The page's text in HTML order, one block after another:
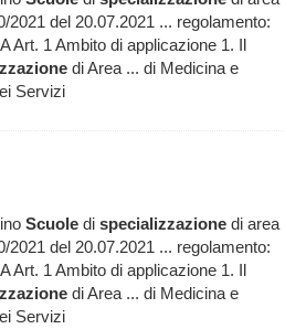
2021 del 20.07.2021 ... regolamento:
Art. 1 Ambito di applicazione 1. Il
di Area ... di Medicina e
Servizi
Scuole di specializzazione di area
2021 del 20.07.2021 ... regolamento:
Art. 1 Ambito di applicazione 1. Il
di Area ... di Medicina e
Servizi